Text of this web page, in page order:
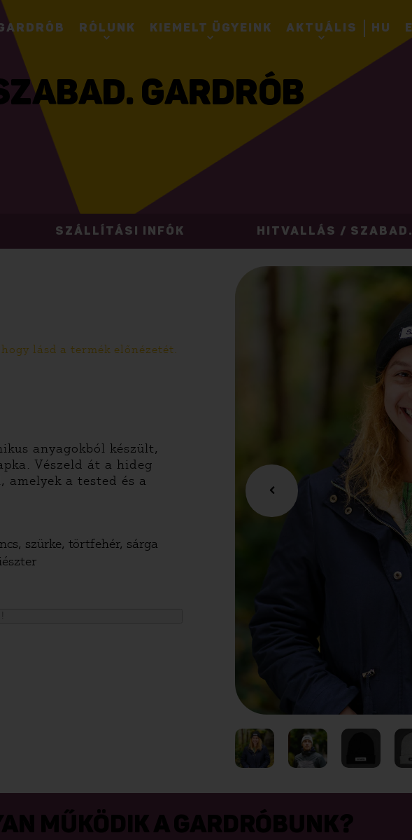
RÓLUNK KIEMELT ÜGYEINK AKTUÁLIS HU
GARDRÓB
SZÁLLÍTÁSI INFÓK HITVALLÁS /
lásd a termék előnézetét.
anyagokból készült,
Vészeld át a hideg
a tested és a
szürke, törtfehér, sárga